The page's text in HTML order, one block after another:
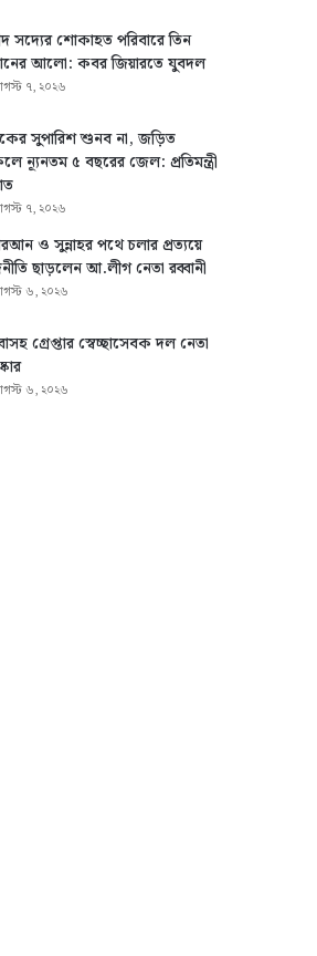
সদ্যের শোকাহত পরিবারে তিন
আলো: কবর জিয়ারতে যুবদল
৭, ২০২৬
সুপারিশ শুনব না, জড়িত
ন্যূনতম ৫ বছরের জেল: প্রতিমন্ত্রী
৭, ২০২৬
ও সুন্নাহর পথে চলার প্রত্যয়ে
ছাড়লেন আ.লীগ নেতা রব্বানী
৬, ২০২৬
গ্রেপ্তার স্বেচ্ছাসেবক দল নেতা
৬, ২০২৬